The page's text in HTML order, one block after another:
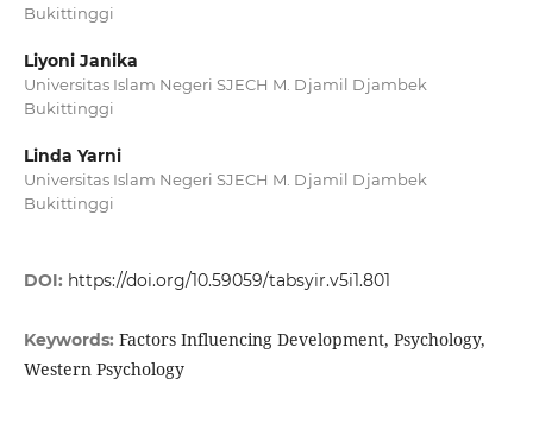
Bukittinggi
Liyoni Janika
Universitas Islam Negeri SJECH M. Djamil Djambek
Bukittinggi
Linda Yarni
Universitas Islam Negeri SJECH M. Djamil Djambek
Bukittinggi
DOI: https://doi.org/10.59059/tabsyir.v5i1.801
Keywords: Factors Influencing Development, Psychology,
Western Psychology